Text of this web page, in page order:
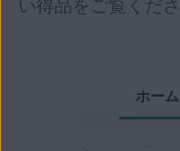
い得品をご覧くだ
ホーム